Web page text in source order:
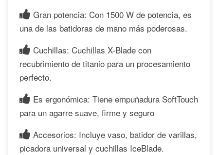
Gran potencia: Con 1500 W de potencia, es
una de las batidoras de mano más poderosas.
Cuchillas: Cuchillas X-Blade con
recubrimiento de titanio para un procesamiento
perfecto.
Es ergonómica: Tiene empuñadura SoftTouch
para un agarre suave, firme y seguro
Accesorios: Incluye vaso, batidor de varillas,
picadora universal y cuchillas IceBlade.